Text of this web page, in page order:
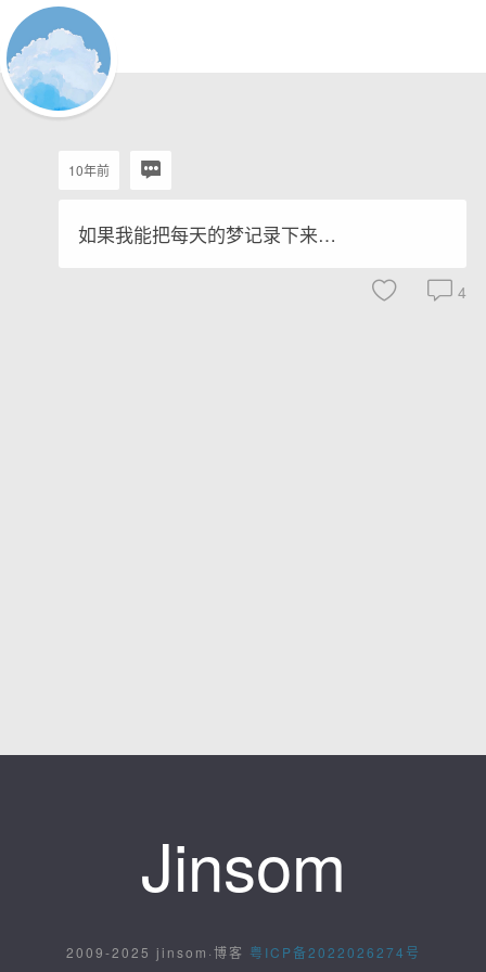
10年前
如果我能把每天的梦记录下来…
4
Jinsom
2009-2025 jinsom·博客 粤ICP备2022026274号